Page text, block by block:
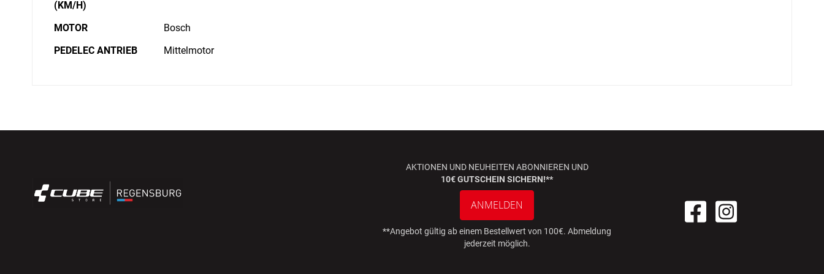
(KM/H)
MOTOR
Bosch
PEDELEC ANTRIEB
Mittelmotor
AKTIONEN UND NEUHEITEN ABONNIEREN UND
10€ GUTSCHEIN SICHERN!**
ANMELDEN
**Angebot gültig ab einem Bestellwert von 100€. Abmeldung
jederzeit möglich.